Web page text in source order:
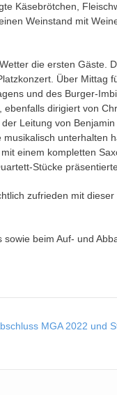
Käsebrötchen,
Weinstand mit
die ersten Gäste.
Über Mittag
und des Burger-
dirigiert von
Leitung von
unterhalten
einem kompletten
Stücke
zufrieden mit
beim Auf- und
MGA 2022 und